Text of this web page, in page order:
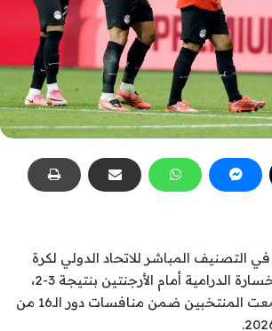
التصنيف المباشر للاتحاد الدولي لكرة
القدم «فيفا» بعد الخسارة الدرامية أمام الأرجنتين بنتيجة 3-2،
في المباراة التي جمعت المنتخبين ضمن منافسات دور الـ16 من